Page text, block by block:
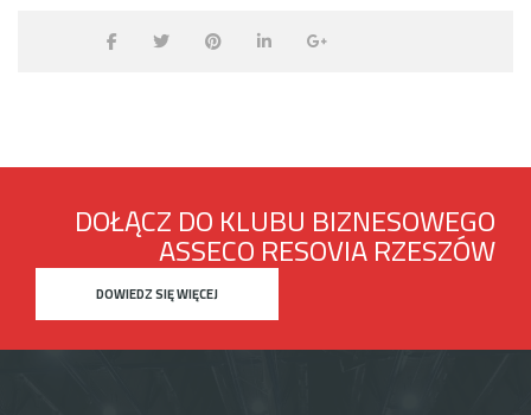
DOŁĄCZ DO KLUBU BIZNESOWEGO
ASSECO RESOVIA RZESZÓW
DOWIEDZ SIĘ WIĘCEJ